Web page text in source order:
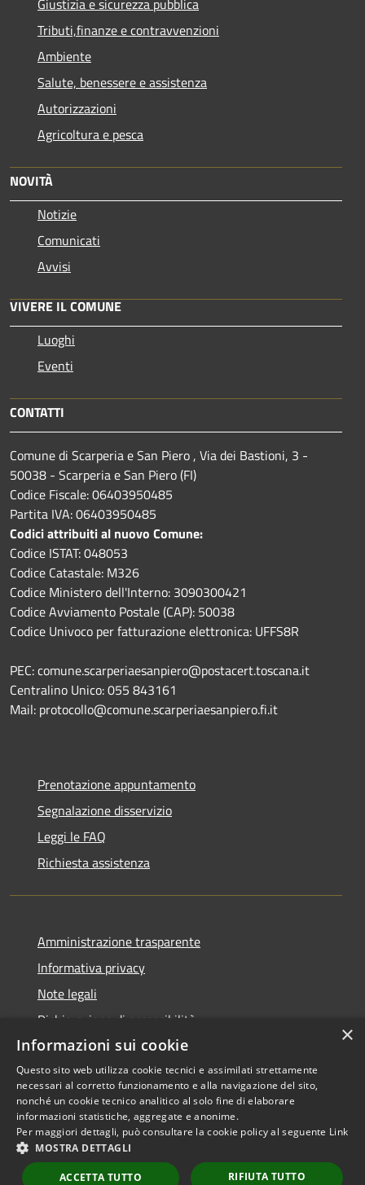
Tributi,finanze e contravvenzioni
Ambiente
Salute, benessere e assistenza
Autorizzazioni
Agricoltura e pesca
NOVITÀ
Notizie
Comunicati
Avvisi
VIVERE IL COMUNE
Luoghi
Eventi
CONTATTI
Comune di Scarperia e San Piero , Via dei Bastioni, 3 -
50038 - Scarperia e San Piero (FI)
Codice Fiscale: 06403950485
Partita IVA: 06403950485
Codici attribuiti al nuovo Comune:
Codice ISTAT: 048053
Codice Catastale: M326
Codice Ministero dell'Interno: 3090300421
Codice Avviamento Postale (CAP): 50038
Codice Univoco per fatturazione elettronica: UFFS8R
PEC: comune.scarperiaesanpiero@postacert.toscana.it
Centralino Unico: 055 843161
Mail: protocollo@comune.scarperiaesanpiero.fi.it
Prenotazione appuntamento
Segnalazione disservizio
Leggi le FAQ
Richiesta assistenza
Amministrazione trasparente
Informativa privacy
Note legali
Dichiarazione di accessibilità
RSS
Accessibilità
Privacy
Cookie
Mappa del sito
Copyright © 2026 • Comune di
Scarperia e San Piero •
Powered byMunicipium•
Accesso redazione
×
Informazioni sui cookie
Questo sito web utilizza cookie tecnici e assimilati strettamente
necessari al corretto funzionamento e alla navigazione del sito,
nonché un cookie tecnico analitico al solo fine di elaborare
informazioni statistiche, aggregate e anonime.
Per maggiori dettagli, può consultare la cookie policy al seguente Link
MOSTRA DETTAGLI
ACCETTA TUTTO RIFIUTA TUTTO